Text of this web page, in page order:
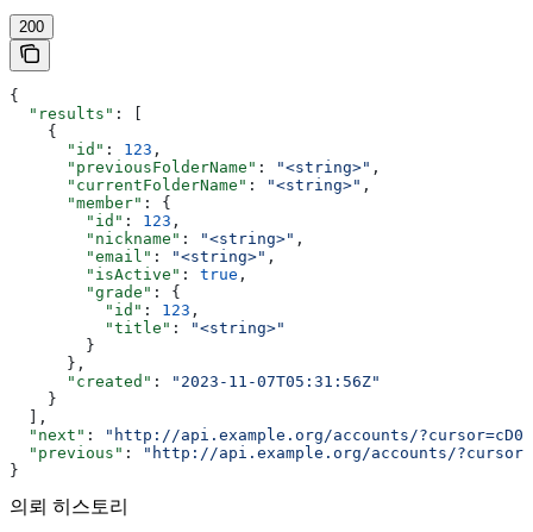
200
{
  "results"
: [
    {
      "id"
: 123 ,
      "previousFolderName"
: "<string>" ,
      "currentFolderName"
: "<string>" ,
      "member"
: {
        "id"
: 123 ,
        "nickname"
: "<string>" ,
        "email"
: "<string>" ,
        "isActive"
: true ,
        "grade"
: {
          "id"
: 123 ,
          "title"
:
"<string>"
        }
      },
      "created"
:
"2023-11-07T05:31:56Z"
    }
  ],
  "next"
:
"http://api.example.org/accounts/
  "previous"
:
"http://api.example.org/accounts/
}
의뢰 히스토리